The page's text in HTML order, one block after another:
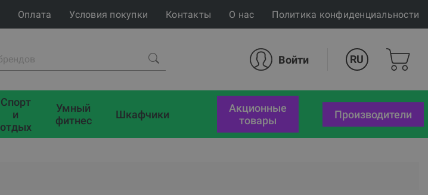
Оплата Условия покупки Контакты О нас Политика конфиденциальности
Войти RU
Спорт
и
отдых
Умный
фитнес
Шкафчики
акционные
товары
Производители